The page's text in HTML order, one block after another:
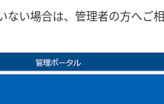
ない場合は、管理者の方へご相